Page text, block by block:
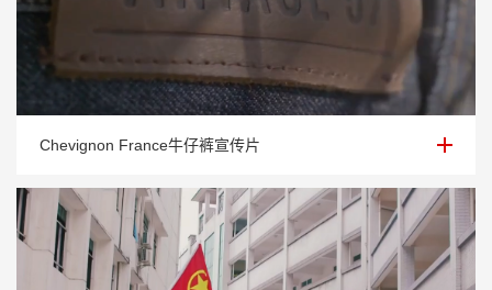
Chevignon France牛仔裤宣传片
Chevignon France牛仔裤宣传片